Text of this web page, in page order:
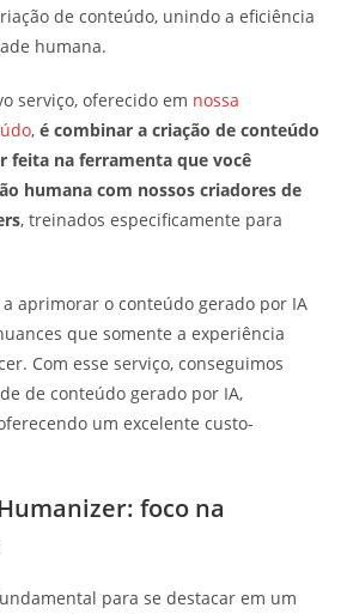
de conteúdo, unindo a eficiência
humana.
serviço, oferecido em nossa
,é combinar a criação de conteúdo
feita na ferramenta que você
humana com nossos criadores de
, treinados especificamente para
aprimorar o conteúdo gerado por IA
que somente a experiência
Com esse serviço, conseguimos
de conteúdo gerado por IA,
um excelente custo-
foco na
para se destacar em um